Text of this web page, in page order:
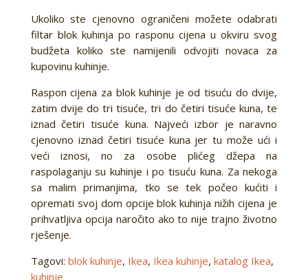
Ukoliko ste cjenovno ograničeni možete odabrati
filtar blok kuhinja po rasponu cijena u okviru svog
budžeta koliko ste namijenili odvojiti novaca za
kupovinu kuhinje.
Raspon cijena za blok kuhinje je od tisuću do dvije,
zatim dvije do tri tisuće, tri do četiri tisuće kuna, te
iznad četiri tisuće kuna. Najveći izbor je naravno
cjenovno iznad četiri tisuće kuna jer tu može ući i
veći iznosi, no za osobe plićeg džepa na
raspolaganju su kuhinje i po tisuću kuna. Za nekoga
sa malim primanjima, tko se tek počeo kućiti i
opremati svoj dom opcije blok kuhinja nižih cijena je
prihvatljiva opcija naročito ako to nije trajno životno
rješenje.
Tagovi: blok kuhinje, Ikea, Ikea kuhinje, katalog Ikea,
kuhinje